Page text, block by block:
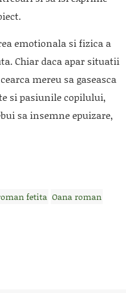
emotionala si fizica a
Chiar daca apar situatii
mereu sa gaseasca
si pasiunile copilului,
sa insemne epuizare,
fetita Oana roman